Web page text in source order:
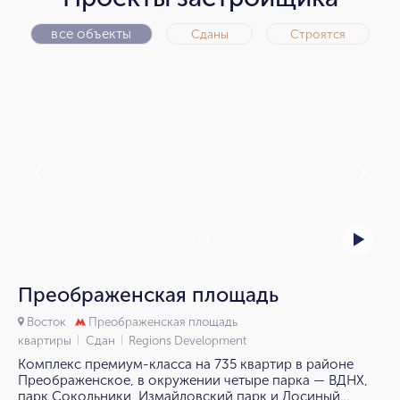
все объекты Сданы Строятся
Преображенская площадь
Восток
Преображенская площадь
квартиры
Сдан Regions Development
Комплекс премиум-класса на 735 квартир в районе
Преображенское, в окружении четыре парка — ВДНХ,
парк Сокольники, Измайловский парк и Лосиный